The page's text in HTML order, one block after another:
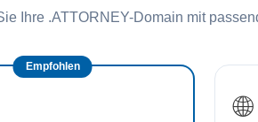
Ihre .ATTORNEY-Domain mit
Empfohlen
🌐